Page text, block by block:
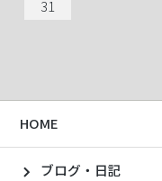
30
31
30
31
HOME
ブログ・日記